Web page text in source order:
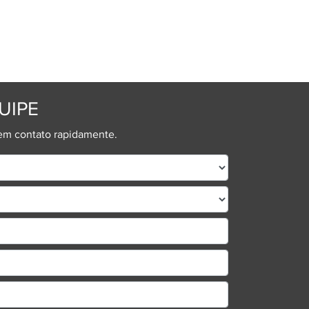
e o conforto que nosso veículo oferece.
certeza de que está fazendo a escolha